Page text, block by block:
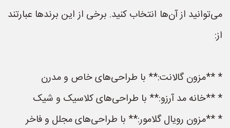
می‌توانید از آن‌ها انتخاب کنید. برخی از این برندها عبارتند
از:
* **مزون گالانت:** با طراحی‌های خاص و مدرن
* **خانه مد آرزو:** با طراحی‌های کلاسیک و شیک
* **مزون رویال گلامور:** با طراحی‌های مجلل و فاخر